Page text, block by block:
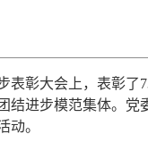
表彰大会上，表彰了
结进步模范集体。
动。